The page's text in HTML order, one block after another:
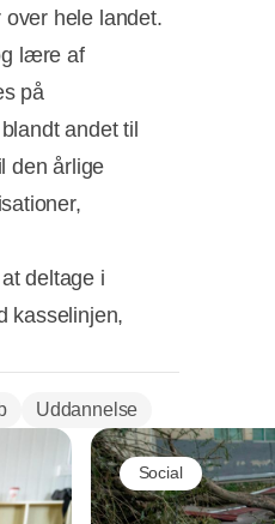
hele landet.
lære af
på
andet til
den årlige
deltage i
kasselinjen,
Uddannelse
Social